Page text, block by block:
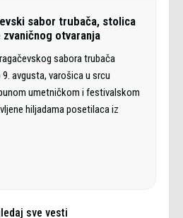
sabor trubača, stolica
otvaranja
sabora trubača
avgusta, varošica u srcu
umetničkom i festivalskom
hiljadama posetilaca iz
sve vesti